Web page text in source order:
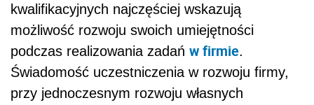
kwalifikacyjnych najczęściej wskazują
możliwość rozwoju swoich umiejętności
podczas realizowania zadań w firmie.
Świadomość uczestniczenia w rozwoju firmy,
przy jednoczesnym rozwoju własnych